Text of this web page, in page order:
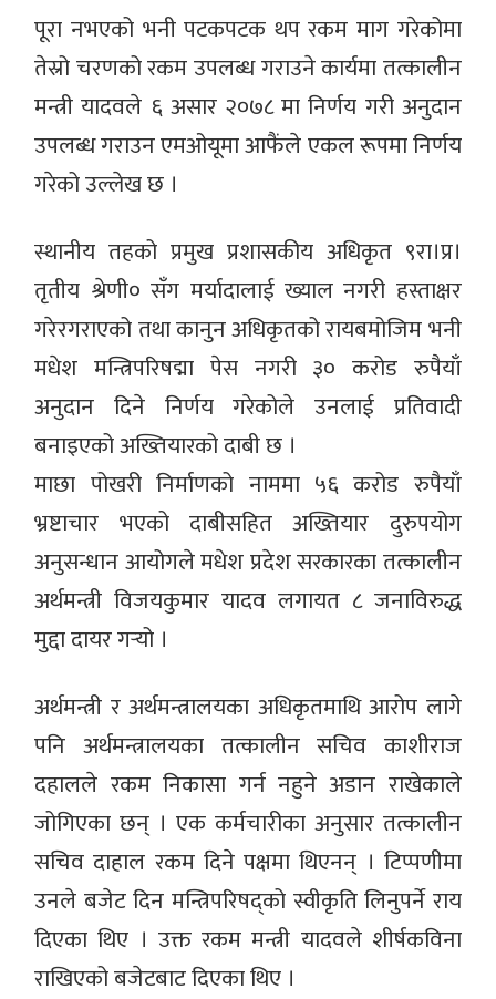
पूरा नभएको भनी पटकपटक थप रकम माग गरेकोमा
तेस्रो चरणको रकम उपलब्ध गराउने कार्यमा तत्कालीन
मन्त्री यादवले ६ असार २०७८ मा निर्णय गरी अनुदान
उपलब्ध गराउन एमओयूमा आफैंले एकल रूपमा निर्णय
गरेको उल्लेख छ ।
स्थानीय तहको प्रमुख प्रशासकीय अधिकृत ९रा।प्र।
तृतीय श्रेणी० सँग मर्यादालाई ख्याल नगरी हस्ताक्षर
गरेरगराएको तथा कानुन अधिकृतको रायबमोजिम भनी
मधेश मन्त्रिपरिषद्मा पेस नगरी ३० करोड रुपैयाँ
अनुदान दिने निर्णय गरेकोले उनलाई प्रतिवादी
बनाइएको अख्तियारको दाबी छ ।
माछा पोखरी निर्माणको नाममा ५६ करोड रुपैयाँ
भ्रष्टाचार भएको दाबीसहित अख्तियार दुरुपयोग
अनुसन्धान आयोगले मधेश प्रदेश सरकारका तत्कालीन
अर्थमन्त्री विजयकुमार यादव लगायत ८ जनाविरुद्ध
मुद्दा दायर गर्‍यो ।
अर्थमन्त्री र अर्थमन्त्रालयका अधिकृतमाथि आरोप लागे
पनि अर्थमन्त्रालयका तत्कालीन सचिव काशीराज
दहालले रकम निकासा गर्न नहुने अडान राखेकाले
जोगिएका छन् । एक कर्मचारीका अनुसार तत्कालीन
सचिव दाहाल रकम दिने पक्षमा थिएनन् । टिप्पणीमा
उनले बजेट दिन मन्त्रिपरिषद्को स्वीकृति लिनुपर्ने राय
दिएका थिए । उक्त रकम मन्त्री यादवले शीर्षकविना
राखिएको बजेटबाट दिएका थिए ।